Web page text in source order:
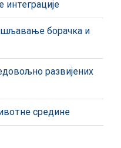
интеграције
борачка и
развијених
средине